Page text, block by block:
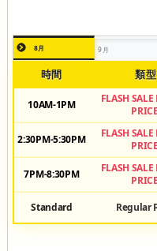
8月 9月
時間 類型
10AM-1PM
FLASH
2:30PM-5:30PM
FLASH
7PM-8:30PM
FLASH
Standard Regular